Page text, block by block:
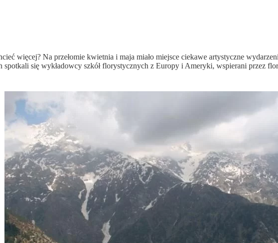
więcej? Na przełomie kwietnia i maja miało miejsce ciekawe artystyczne
się wykładowcy szkół florystycznych z Europy i Ameryki, wspierani przez